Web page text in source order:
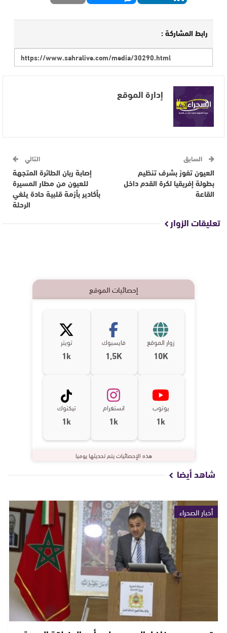
رابط المشاركة :
إدارة الموقع
السابق
العيون تفوز بشرف تنظيم
بطولة إفريقيا لكرة القدم داخل
القاعة
التالي
إصابة ربان الطائرة المتجهة
للعيون من مطار المسيرة
بأكادير بأزمة قلبية حادة يلغي
الرحلة
تعليقات الزوار
إحصائيات الموقع
زوار الموقع
10K
فايسبوك
1,5K
تويتر
1k
يوتوب
1k
انستغرام
1k
تيكتوك
1k
هذه الإحصائيات يتم تحديثها يوميا
شاهد أيضا
أخبار الصحراء